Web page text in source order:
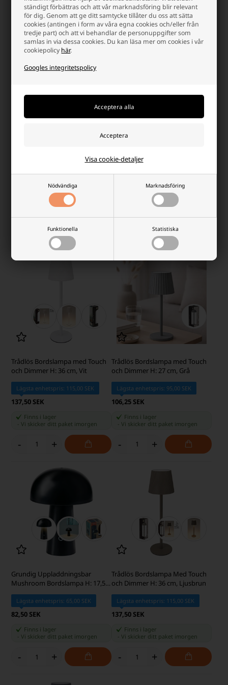
ständigt förbättras och att vår marknadsföring blir relevant
för dig. Genom att ge ditt samtycke tillåter du oss att sätta
cookies (antingen i form av våra egna cookies och/eller från
tredje part) och att vi behandlar de personuppgifter som
samlas in via dessa cookies. Du kan läsa mer om cookies i vår
cookiepolicy här.
Googles integritetspolicy
Nödvändiga Marknadsföring
Funktionella Statistiska
Visa cookie-detaljer
+ - +
och Dimmer H: 27 cm, Svart
Lägsta enhetspris: 87,50 SEK
Finns i lager
+
och Dimmer H: 36 cm, Svart
Lägsta enhetspris: 115,00 SEK
Finns i lager
+
Trådlös Bordslampa med Touch
och Dimmer H: 36 cm, Vit
Lägsta enhetspris: 115,00 SEK
137,50 SEK
Finns i lager
-Vi skicker ditt paket imorgen
- +
Trådlös Bordslampa med Touch
och Dimmer H: 27 cm, Grå
Lägsta enhetspris: 95,00 SEK
106,25 SEK
Finns i lager
Vi skicker ditt paket imorgen
- +
Grundig Uppladdningsbar
Mushroom Bordslampa H: 17,5
cm, Svart
Lägsta enhetspris: 65,00 SEK
82,50 SEK
Finns i lager
-Vi skicker ditt paket imorgen
- +
Trådlös Bordslampa Med Touch
och Dimmer H: 36 cm, Ljusbrun
Lägsta enhetspris: 115,00 SEK
137,50 SEK
Finns i lager
Vi skicker ditt paket imorgen
- +